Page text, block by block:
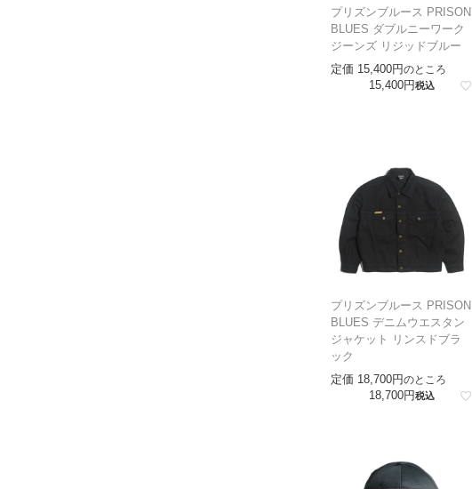
プリズンブルース PRISON
BLUES ダブルニーワーク
ジーンズ リジッドブルー
定価 15,400 のところ
15,400 税込
プリズンブルース PRISON
BLUES デニムウエスタン
ジャケット リンスドブラ
ック
定価 18,700 のところ
18,700 税込